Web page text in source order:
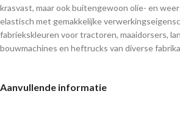
krasvast, maar ook buitengewoon olie- en
elastisch met gemakkelijke
fabriekskleuren voor tractoren, maaidorsers,
bouwmachines en heftrucks van diverse
Aanvullende informatie